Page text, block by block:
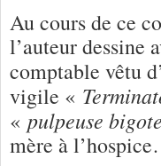
Au cours de ce
l’auteur dessine
comptable vêtu
vigile «
« pulpeuse bigote
mère à